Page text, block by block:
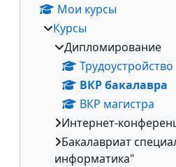
Мои курсы
Курсы
Дипломирование
Трудоустройство
ВКР бакалавра
ВКР магистра
Интернет-
Бакалавриат
информатика"